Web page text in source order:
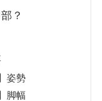
？
姿勢
脚幅